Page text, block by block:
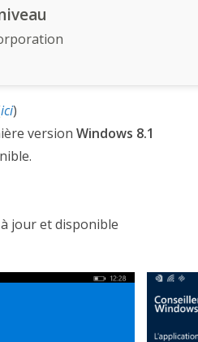
ici)
version Windows 8.1
jour et disponible